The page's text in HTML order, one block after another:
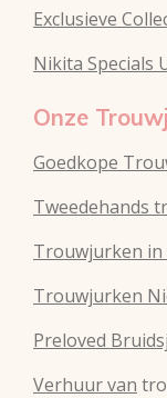
Exclusieve
Nikita Specials
Onze
Goedkope
Tweedehands
Trouwjurken in
Trouwjurken
Preloved
Verhuur van